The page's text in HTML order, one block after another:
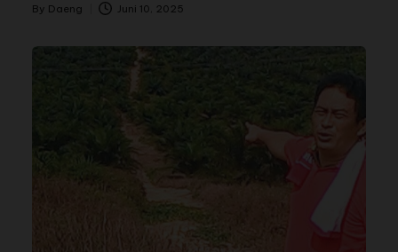
By Daeng Juni 10, 2025